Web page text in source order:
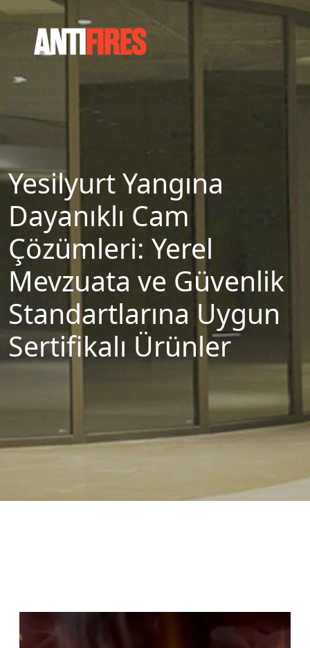
Yesilyurt Yangına
Dayanıklı Cam
Çözümleri: Yerel
Mevzuata ve Güvenlik
Standartlarına Uygun
Sertifikalı Ürünler